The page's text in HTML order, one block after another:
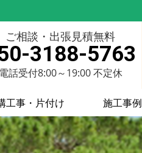
ご相談・出張見積無料
3188-5763
電話受付8:00～19:00 不定休
工事・片付け 施工事例